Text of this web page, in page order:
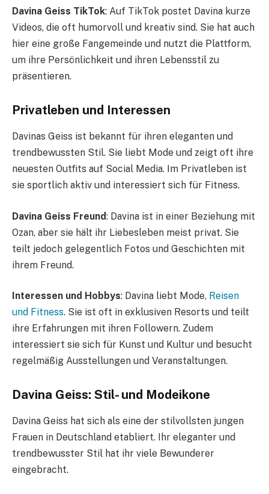
Davina Geiss TikTok: Auf TikTok postet Davina kurze
Videos, die oft humorvoll und kreativ sind. Sie hat auch
hier eine große Fangemeinde und nutzt die Plattform,
um ihre Persönlichkeit und ihren Lebensstil zu
präsentieren.
Privatleben und Interessen
Davinas Geiss ist bekannt für ihren eleganten und
trendbewussten Stil. Sie liebt Mode und zeigt oft ihre
neuesten Outfits auf Social Media. Im Privatleben ist
sie sportlich aktiv und interessiert sich für Fitness.
Davina Geiss Freund: Davina ist in einer Beziehung mit
Ozan, aber sie hält ihr Liebesleben meist privat. Sie
teilt jedoch gelegentlich Fotos und Geschichten mit
ihrem Freund.
Interessen und Hobbys: Davina liebt Mode, Reisen
und Fitness. Sie ist oft in exklusiven Resorts und teilt
ihre Erfahrungen mit ihren Followern. Zudem
interessiert sie sich für Kunst und Kultur und besucht
regelmäßig Ausstellungen und Veranstaltungen.
Davina Geiss: Stil- und Modeikone
Davina Geiss hat sich als eine der stilvollsten jungen
Frauen in Deutschland etabliert. Ihr eleganter und
trendbewusster Stil hat ihr viele Bewunderer
eingebracht.